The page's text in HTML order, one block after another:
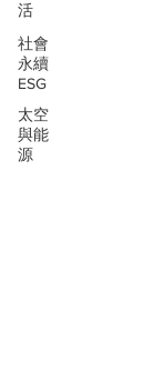
活
社會
永續
ESG
太空
與能
源